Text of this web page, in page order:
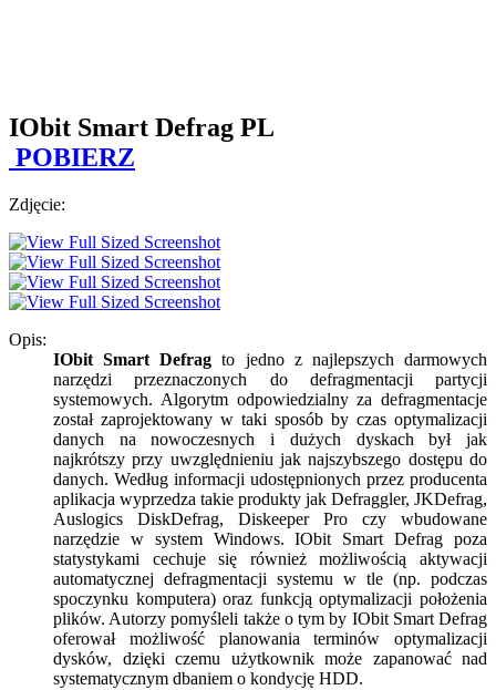
IObit Smart Defrag PL
POBIERZ
Zdjęcie:
Opis:
IObit Smart Defrag to jedno z najlepszych darmowych
narzędzi przeznaczonych do defragmentacji partycji
systemowych. Algorytm odpowiedzialny za defragmentacje
został zaprojektowany w taki sposób by czas optymalizacji
danych na nowoczesnych i dużych dyskach był jak
najkrótszy przy uwzględnieniu jak najszybszego dostępu do
danych. Według informacji udostępnionych przez producenta
aplikacja wyprzedza takie produkty jak Defraggler, JKDefrag,
Auslogics DiskDefrag, Diskeeper Pro czy wbudowane
narzędzie w system Windows. IObit Smart Defrag poza
statystykami cechuje się również możliwością aktywacji
automatycznej defragmentacji systemu w tle (np. podczas
spoczynku komputera) oraz funkcją optymalizacji położenia
plików. Autorzy pomyśleli także o tym by IObit Smart Defrag
oferował możliwość planowania terminów optymalizacji
dysków, dzięki czemu użytkownik może zapanować nad
systematycznym dbaniem o kondycję HDD.